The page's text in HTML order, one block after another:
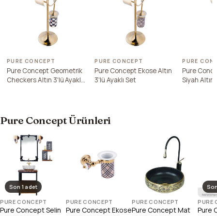
PURE CONCEPT
Pure Concept Geometrik
Checkers Altın 3'lü Ayaklı
PURE CONCEPT
Pure Concept Ekose Altın
3'lü Ayaklı Set
PURE
Pure
Siyah Altın
Pure Concept Ürünleri
Son 1 adet
PURE CONCEPT
Pure Concept Selin
PURE CONCEPT
Pure Concept Ekose
PURE CONCEPT
Pure Concept Mat
PURE
Pure